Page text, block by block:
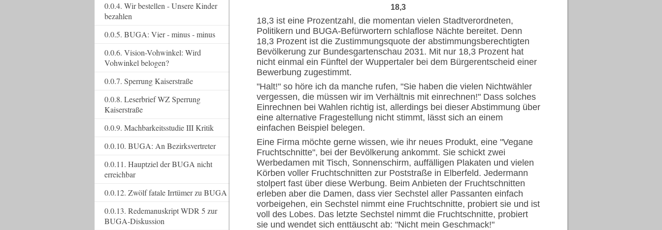
18,3
18,3 ist eine Prozentzahl, die momentan vielen Stadtverordneten,
Politikern und BUGA-Befürwortern schlaflose Nächte bereitet. Denn
18,3 Prozent ist die Zustimmungsquote der abstimmungsberechtigten
Bevölkerung zur Bundesgartenschau 2031. Mit nur 18,3 Prozent hat
nicht einmal ein Fünftel der Wuppertaler bei dem Bürgerentscheid einer
Bewerbung zugestimmt.
"Halt!" so höre ich da manche rufen, "Sie haben die vielen Nichtwähler
vergessen, die müssen wir im Verhältnis mit einrechnen!" Dass solches
Einrechnen bei Wahlen richtig ist, allerdings bei dieser Abstimmung über
eine alternative Fragestellung nicht stimmt, lässt sich an einem
einfachen Beispiel belegen.
Eine Firma möchte gerne wissen, wie ihr neues Produkt, eine "Vegane
Fruchtschnitte", bei der Bevölkerung ankommt. Sie schickt zwei
Werbedamen mit Tisch, Sonnenschirm, auffälligen Plakaten und vielen
Körben voller Fruchtschnitten zur Poststraße in Elberfeld. Jedermann
stolpert fast über diese Werbung. Beim Anbieten der Fruchtschnitten
erleben aber die Damen, dass vier Sechstel aller Passanten einfach
vorbeigehen, ein Sechstel nimmt eine Fruchtschnitte, probiert sie und ist
voll des Lobes. Das letzte Sechstel nimmt die Fruchtschnitte, probiert
sie und wendet sich enttäuscht ab: "Nicht mein Geschmack!"
0.0.4. Wir bestellen - Unsere Kinder
bezahlen
0.0.5. BUGA: Vier - minus - minus
0.0.6. Vision-Vohwinkel: Wird
Vohwinkel belogen?
0.0.7. Sperrung Kaiserstraße
0.0.8. Leserbrief WZ Sperrung
Kaiserstraße
0.0.9. Machbarkeitsstudie III Kritik
0.0.10. BUGA: An Bezirksvertreter
0.0.11. Hauptziel der BUGA nicht
erreichbar
0.0.12. Zwölf fatale Irrtümer zu BUGA
0.0.13. Redemanuskript WDR 5 zur
BUGA-Diskussion